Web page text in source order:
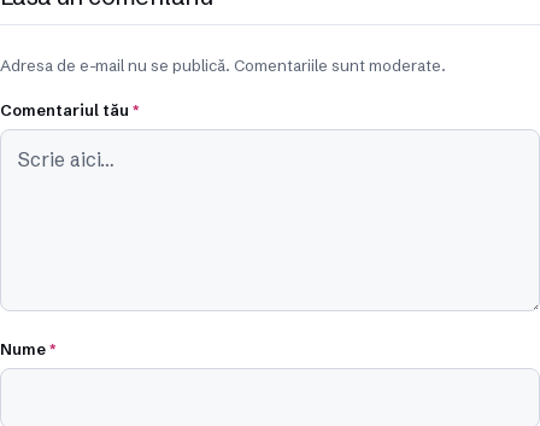
Adresa de e-mail nu se publică. Comentariile sunt moderate.
Comentariul tău *
Nume*